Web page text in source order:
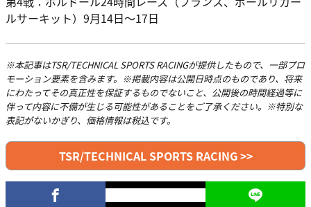
ルサーキット）9月14日～17日
※本記事はTSR/TECHNICAL SPORTS RACINGが提供したもので、一部プロ
モーション要素を含みます。※掲載内容は公開日時点のものであり、将来
にわたってその真正性を保証するものでないこと、公開後の時間経過等に
伴って内容に不備が生じる可能性があることをご了承ください。※特別な
表記がないかぎり、価格情報は税込です。
TSR/TECHNICAL SPORTS RACING >>